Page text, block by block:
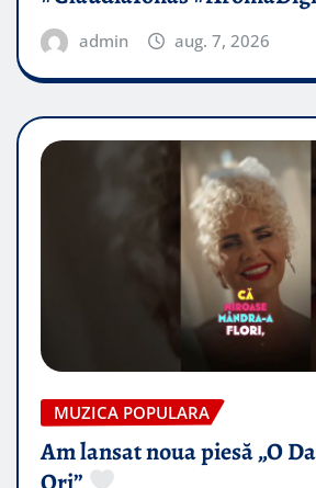
admin aug. 7, 2026
MUZICA POPULARA
Am lansat noua piesă „O